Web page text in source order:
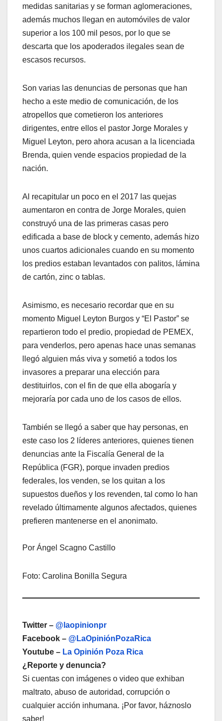
medidas sanitarias y se forman aglomeraciones,
además muchos llegan en automóviles de valor
superior a los 100 mil pesos, por lo que se
descarta que los apoderados ilegales sean de
escasos recursos.
Son varias las denuncias de personas que han
hecho a este medio de comunicación, de los
atropellos que cometieron los anteriores
dirigentes, entre ellos el pastor Jorge Morales y
Miguel Leyton, pero ahora acusan a la licenciada
Brenda, quien vende espacios propiedad de la
nación.
Al recapitular un poco en el 2017 las quejas
aumentaron en contra de Jorge Morales, quien
construyó una de las primeras casas pero
edificada a base de block y cemento, además hizo
unos cuartos adicionales cuando en su momento
los predios estaban levantados con palitos, lámina
de cartón, zinc o tablas.
Asimismo, es necesario recordar que en su
momento Miguel Leyton Burgos y “El Pastor” se
repartieron todo el predio, propiedad de PEMEX,
para venderlos, pero apenas hace unas semanas
llegó alguien más viva y sometió a todos los
invasores a preparar una elección para
destituirlos, con el fin de que ella abogaría y
mejoraría por cada uno de los casos de ellos.
También se llegó a saber que hay personas, en
este caso los 2 líderes anteriores, quienes tienen
denuncias ante la Fiscalía General de la
República (FGR), porque invaden predios
federales, los venden, se los quitan a los
supuestos dueños y los revenden, tal como lo han
revelado últimamente algunos afectados, quienes
prefieren mantenerse en el anonimato.
Por Ángel Scagno Castillo
Foto: Carolina Bonilla Segura
Twitter – @laopinionpr
Facebook – @LaOpiniónPozaRica
Youtube – La Opinión Poza Rica
¿Reporte y denuncia?
Si cuentas con imágenes o video que exhiban
maltrato, abuso de autoridad, corrupción o
cualquier acción inhumana. ¡Por favor, háznoslo
saber!